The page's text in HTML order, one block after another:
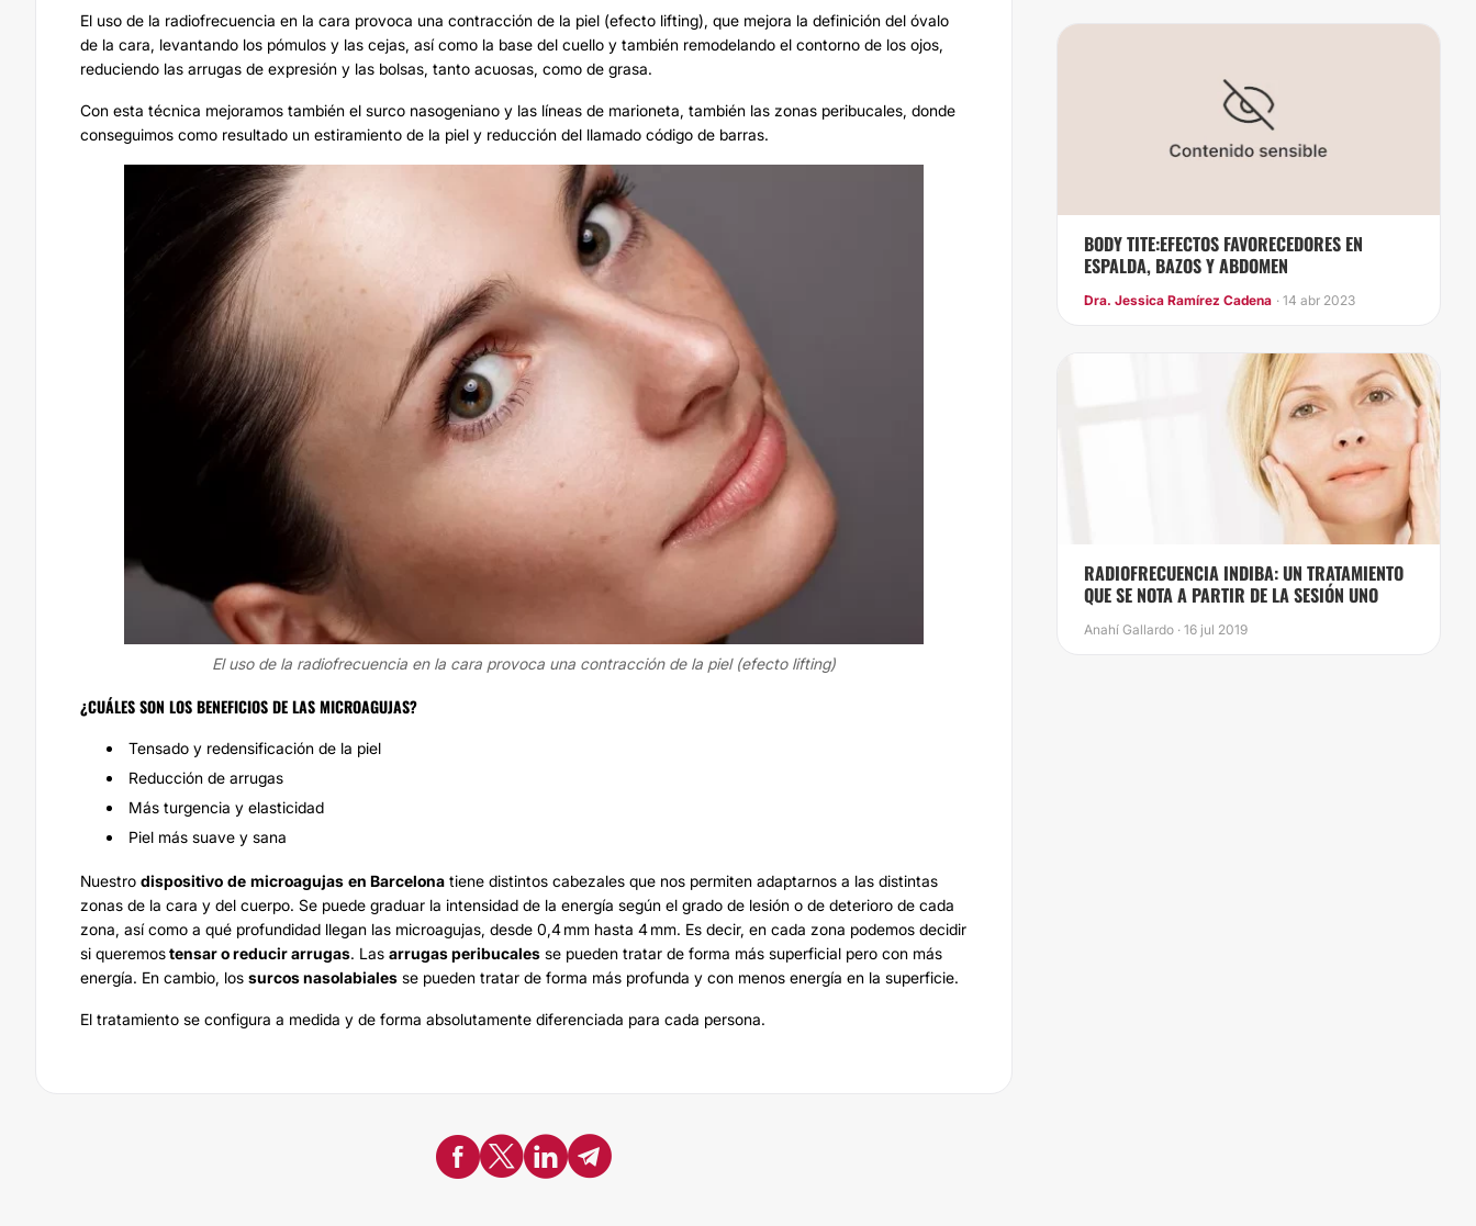
El uso de la radiofrecuencia en la cara provoca una contracción de la piel (efecto lifting), que mejora la definición del óvalo
de la cara, levantando los pómulos y las cejas, así como la base del cuello y también remodelando el contorno de los ojos,
reduciendo las arrugas de expresión y las bolsas, tanto acuosas, como de grasa.
Con esta técnica mejoramos también el surco nasogeniano y las líneas de marioneta, también las zonas peribucales, donde
conseguimos como resultado un estiramiento de la piel y reducción del llamado código de barras.
El uso de la radiofrecuencia en la cara provoca una contracción de la piel (efecto lifting)
¿CUÁLES SON LOS BENEFICIOS DE LAS MICROAGUJAS?
Tensado y redensificación de la piel
Reducción de arrugas
Más turgencia y elasticidad
Piel más suave y sana
Nuestro dispositivo de microagujas en Barcelona tiene distintos cabezales que nos permiten adaptarnos a las distintas
zonas de la cara y del cuerpo. Se puede graduar la intensidad de la energía según el grado de lesión o de deterioro de cada
zona, así como a qué profundidad llegan las microagujas, desde 0,4 mm hasta 4 mm. Es decir, en cada zona podemos decidir
si queremostensar o reducir arrugas. Las arrugas peribucales se pueden tratar de forma más superficial pero con más
energía. En cambio, los surcos nasolabiales se pueden tratar de forma más profunda y con menos energía en la superficie.
El tratamiento se configura a medida y de forma absolutamente diferenciada para cada persona.
BODY TITE:EFECTOS FAVORECEDORES EN
ESPALDA, BAZOS Y ABDOMEN
Dra. Jessica Ramírez Cadena · 14 abr 2023
​RADIOFRECUENCIA INDIBA: UN TRATAMIENTO
QUE SE NOTA A PARTIR DE LA SESIÓN UNO
Anahí Gallardo · 16 jul 2019